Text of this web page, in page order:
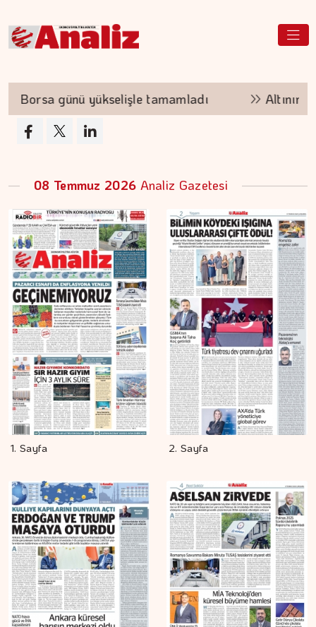
günü yükselişle tamamladı Altının
08 Temmuz 2026 Analiz Gazetesi
1. Sayfa 2. Sayfa